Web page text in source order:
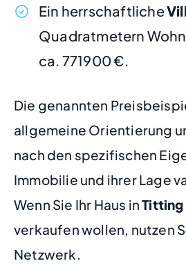
Ein herrschaftliche
Quadratmetern
ca. 771900 €.
Die genannten
allgemeine Orientierung
nach den spezifischen
Immobilie und ihrer Lage
Wenn Sie Ihr Haus in
verkaufen wollen, nutzen
Netzwerk.